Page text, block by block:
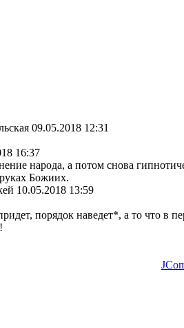
09.05.2018 12:31
16:37
народа, а потом снова
Божиих.
10.05.2018 13:59
порядок наведет*, а то что в